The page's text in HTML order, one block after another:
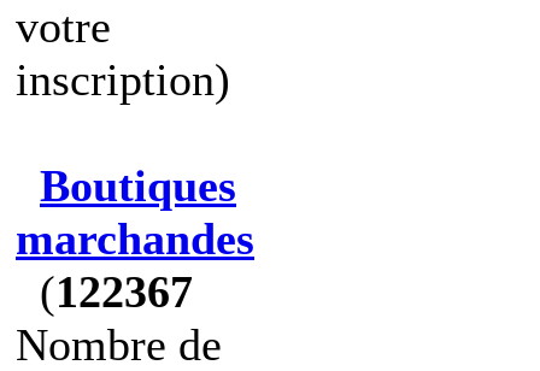
votre
inscription)
Boutiques
marchandes
(122367
Nombre de